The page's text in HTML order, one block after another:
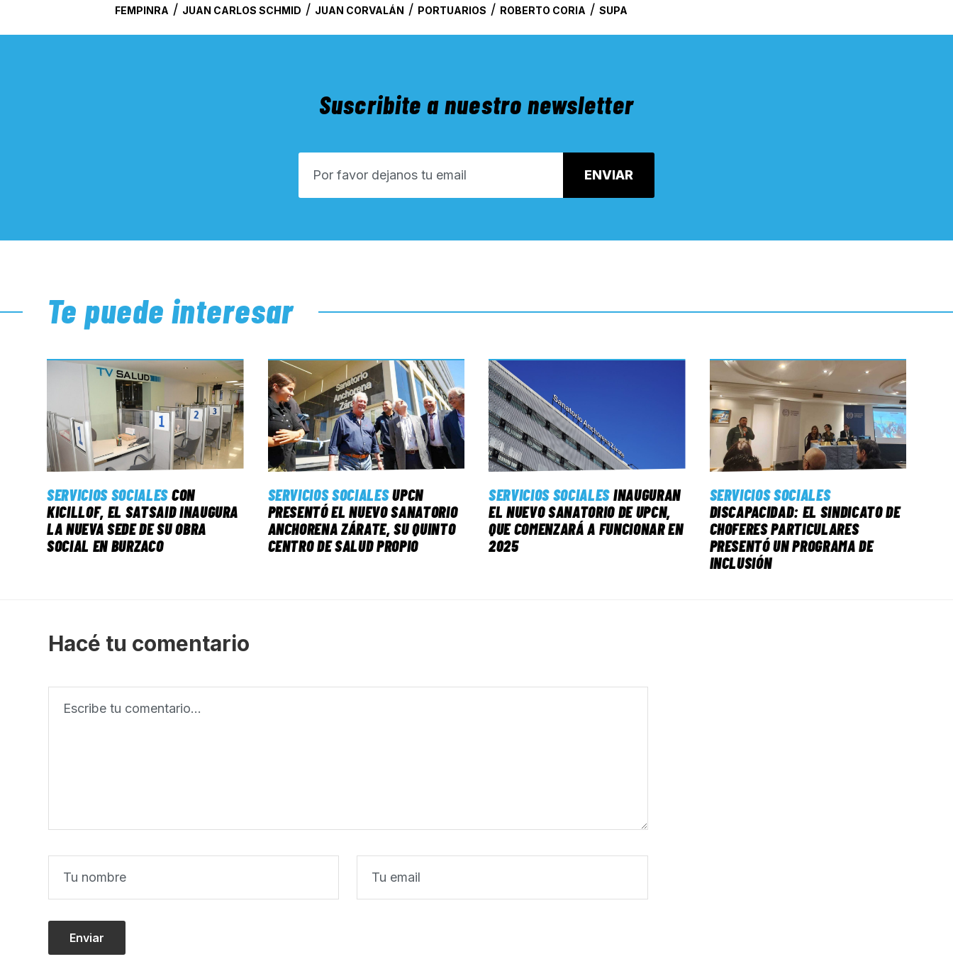
FEMPINRA / JUAN CARLOS SCHMID / JUAN CORVALÁN / PORTUARIOS / ROBERTO CORIA /SUPA
Suscribite a nuestro newsletter
Te puede interesar
SERVICIOS SOCIALESCON
KICILLOF, EL SATSAID INAUGURA
LA NUEVA SEDE DE SU OBRA
SOCIAL EN BURZACO
SERVICIOS SOCIALESUPCN
PRESENTÓ EL NUEVO SANATORIO
ANCHORENA ZÁRATE, SU QUINTO
CENTRO DE SALUD PROPIO
SERVICIOS SOCIALESINAUGURAN
EL NUEVO SANATORIO DE UPCN,
QUE COMENZARÁ A FUNCIONAR EN
2025
SERVICIOS SOCIALES
DISCAPACIDAD: EL SINDICATO DE
CHOFERES PARTICULARES
PRESENTÓ UN PROGRAMA DE
INCLUSIÓN
Hacé tu comentario